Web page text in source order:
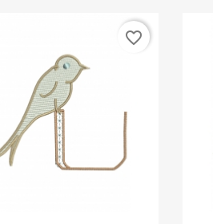
favorite_border